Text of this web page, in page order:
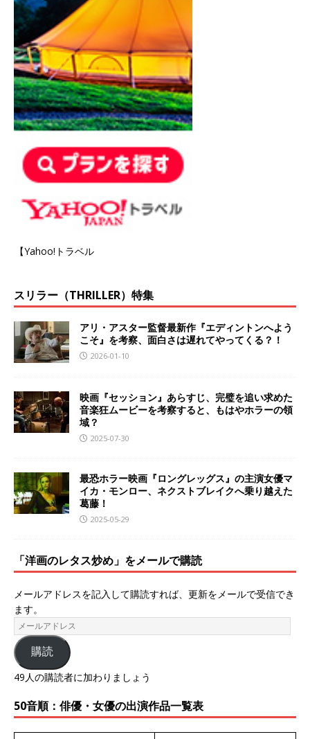
【Yahoo!トラベル
スリラー（THRILLER）特集
アリ・アスター監督最新作『エディントンへよう
こそ』を考察、面白さは遅れてやってくる？！
2026-01-10
映画『セッション』あらすじ、完璧を追い求めた
音楽狂ムービーを考察すると、もはやホラーの領
域？
2025-07-30
最恐ホラー映画『ロングレッグス』の主演女優マ
イカ・モンロー、ネクストブレイクへ乗り越えた
葛藤！
2025-05-29
「洋画のレタス炒め」をメールで購読
メールアドレスを記入して購読すれば、更新をメールで受信でき
ます。
購読
49人の購読者に加わりましょう
50音順：俳優・女優の出演作品一覧表